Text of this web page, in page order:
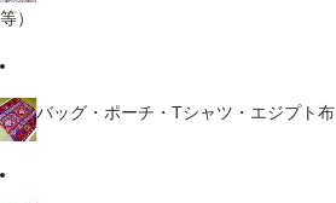
等）
バッグ・ポーチ・Tシャツ・エジプト布